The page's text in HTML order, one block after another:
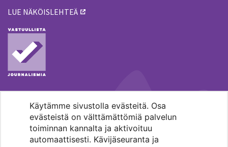
Käytämme sivustolla evästeitä. Osa
evästeistä on välttämättömiä palvelun
toiminnan kannalta ja aktivoituu
automaattisesti. Kävijäseuranta ja
LUE NÄKÖISLEHTEÄ
MENOHAKU